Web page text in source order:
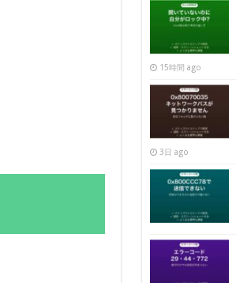
15時間 ago
3日 ago